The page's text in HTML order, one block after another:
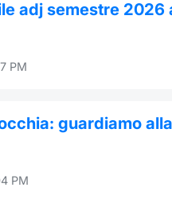
adj semestre 2026
PM
guardiamo
PM